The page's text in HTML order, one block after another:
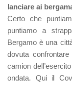
lanciare ai
Certo che
puntiamo a
Bergamo è una
dovuta
camion
ondata. Qui il